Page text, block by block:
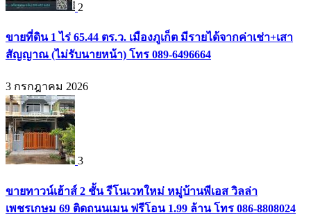
2
ขายที่ดิน 1 ไร่ 65.44 ตร.ว. เมืองภูเก็ต มีรายได้จากค่าเช่า+เสา
สัญญาณ (ไม่รับนายหน้า) โทร 089-6496664
3 กรกฎาคม 2026
3
ขายทาวน์เฮ้าส์ 2 ชั้น รีโนเวทใหม่ หมู่บ้านพีเอส วิลล่า
เพชรเกษม 69 ติดถนนเมน ฟรีโอน 1.99 ล้าน โทร 086-8808024